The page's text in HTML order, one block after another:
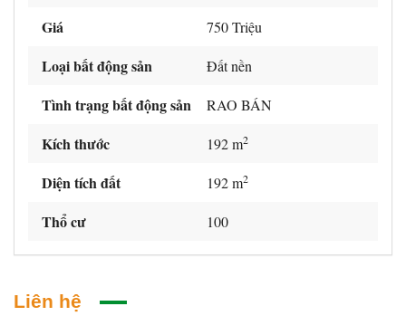
Giá 750 Triệu
Loại bất động sản Đất nền
Tình trạng bất động sản RAO BÁN
Kích thước 192 m2
Diện tích đất 192 m2
Thổ cư 100
Liên hệ